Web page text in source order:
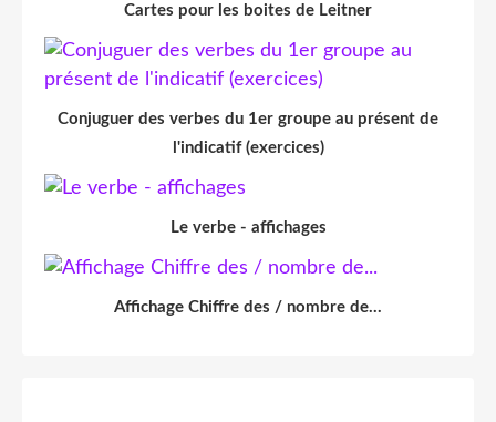
Cartes pour les boites de Leitner
Conjuguer des verbes du 1er groupe au présent de
l'indicatif (exercices)
Le verbe - affichages
Affichage Chiffre des / nombre de...